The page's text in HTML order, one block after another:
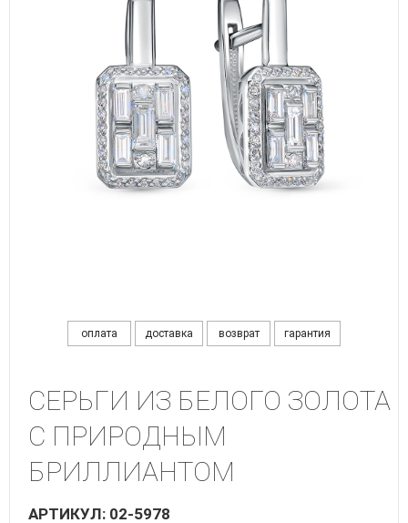
оплата доставка возврат гарантия
СЕРЬГИ ИЗ БЕЛОГО ЗОЛОТА
С ПРИРОДНЫМ
БРИЛЛИАНТОМ
АРТИКУЛ: 02-5978